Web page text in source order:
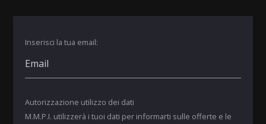
Inserisci la tua email:
Autorizzazione utilizzo dei dati
M.M.P.I. utilizzerà i tuoi dati per informarti sulle offerte e le